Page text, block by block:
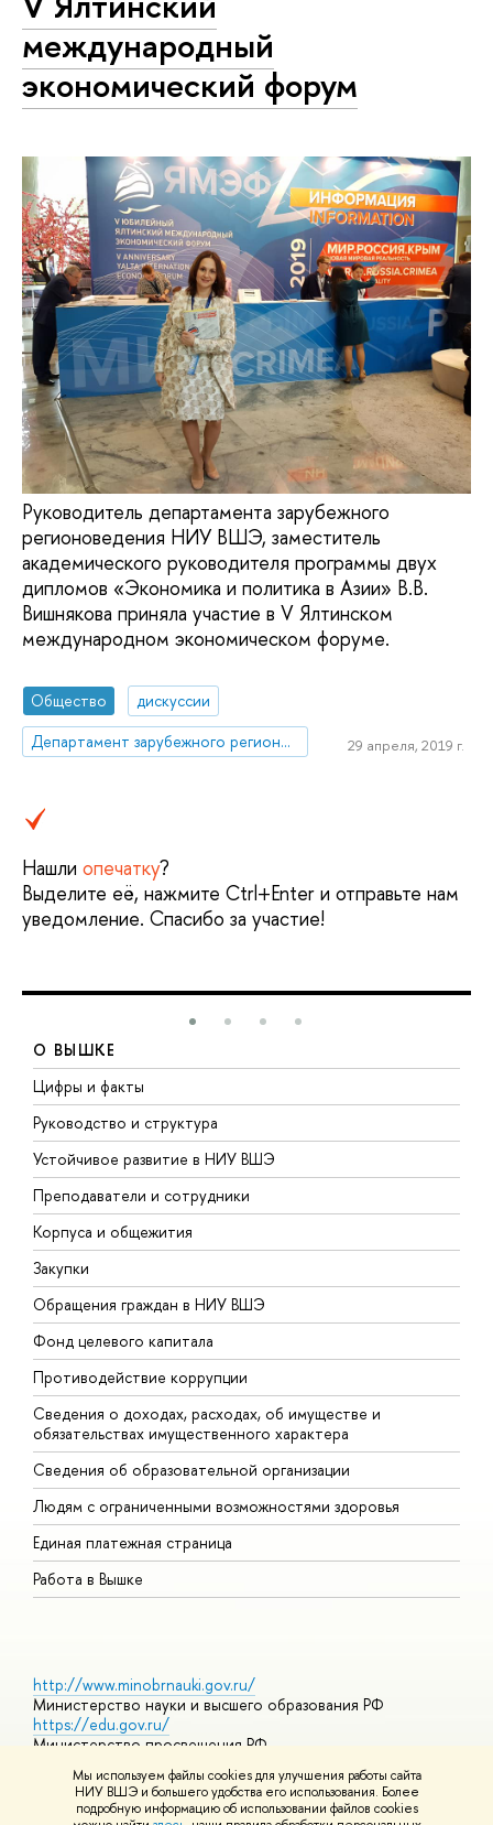
Мы используем файлы cookies для улучшения работы сайта
НИУ ВШЭ и большего удобства его использования. Более
подробную информацию об использовании файлов cookies
международный
экономический форум
Руководитель департамента зарубежного
регионоведения НИУ ВШЭ, заместитель
академического руководителя программы двух
дипломов «Экономика и политика в Азии» В.В.
Вишнякова приняла участие в V Ялтинском
международном экономическом форуме.
Общество
дискуссии
Департамент зарубежного регионоведения
29 апреля, 2019 г.
Нашли опечатку?
Выделите её, нажмите Ctrl+Enter и отправьте нам
уведомление. Спасибо за участие!
О ВЫШКЕ
Цифры и факты
Руководство и структура
Устойчивое развитие в НИУ ВШЭ
Преподаватели и сотрудники
Корпуса и общежития
Закупки
Обращения граждан в НИУ ВШЭ
Фонд целевого капитала
Противодействие коррупции
Сведения о доходах, расходах, об имуществе и
обязательствах имущественного характера
Сведения об образовательной организации
Людям с ограниченными возможностями здоровья
Единая платежная страница
Работа в Вышке
http://www.minobrnauki.gov.ru/
Министерство науки и высшего образования РФ
https://edu.gov.ru/
Министерство просвещения РФ
https://elearning.hse.ru/mooc
Массовые открытые онлайн-курсы